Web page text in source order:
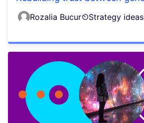
Rozalia Bucur Strategy ideas